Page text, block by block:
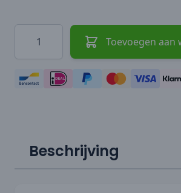
Hoeveelheid
Toevoegen aan
Beschrijving